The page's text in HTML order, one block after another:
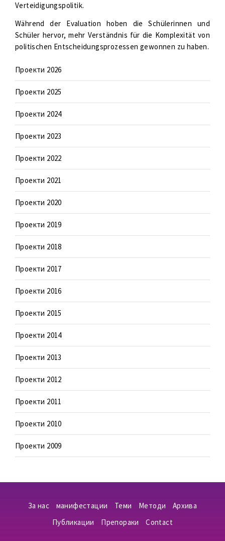
Verteidigungspolitik.
Während der Evaluation hoben die Schülerinnen und
Schüler hervor, mehr Verständnis für die Komplexität von
politischen Entscheidungsprozessen gewonnen zu haben.
Проекти 2026
Проекти 2025
Проекти 2024
Проекти 2023
Проекти 2022
Проекти 2021
Проекти 2020
Проекти 2019
Проекти 2018
Проекти 2017
Проекти 2016
Проекти 2015
Проекти 2014
Проекти 2013
Проекти 2012
Проекти 2011
Проекти 2010
Проекти 2009
За нас манифестации Теми Методи
Aрхива
Публикации
Препораки Contact